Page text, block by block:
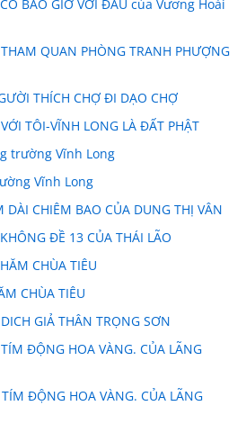
BAO GIỜ VƠI ĐÂU của Vương Hoài
THAM QUAN PHÒNG TRANH PHƯỢNG
THÍCH CHỢ ĐI DẠO CHỢ
VỚI TÔI-VĨNH LONG LÀ ĐẤT PHẬT
trường Vĩnh Long
Vĩnh Long
DÀI CHIÊM BAO CỦA DUNG THỊ VÂN
KHÔNG ĐỀ 13 CỦA THÁI LÃO
CHÙA TIÊU
CHÙA TIÊU
DICH GIẢ THÂN TRỌNG SƠN
TÍM ĐỘNG HOA VÀNG. CỦA LÃNG
TÍM ĐỘNG HOA VÀNG. CỦA LÃNG